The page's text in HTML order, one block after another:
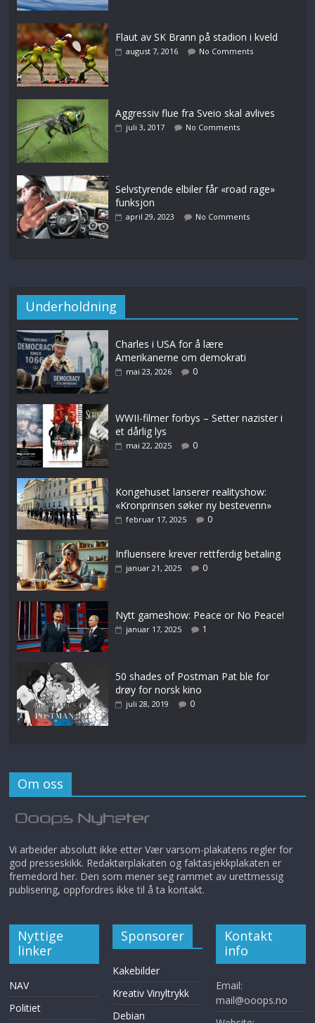
Flaut av SK Brann på stadion i kveld
august 7, 2016 No Comments
Aggressiv flue fra Sveio skal avlives
juli 3, 2017 No Comments
Selvstyrende elbiler får «road rage»
funksjon
april 29, 2023 No Comments
Underholdning
Charles i USA for å lære
Amerikanerne om demokrati
mai 23, 2026 0
WWII-filmer forbys – Setter nazister i
et dårlig lys
mai 22, 2025 0
Kongehuset lanserer realityshow:
«Kronprinsen søker ny bestevenn»
februar 17, 2025 0
Influensere krever rettferdig betaling
januar 21, 2025 0
Nytt gameshow: Peace or No Peace!
januar 17, 2025 1
50 shades of Postman Pat ble for
drøy for norsk kino
juli 28, 2019 0
Om oss
Vi arbeider absolutt ikke etter Vær varsom-plakatens regler for
god presseskikk. Redaktørplakaten og faktasjekkplakaten er
fremedord her. Den som mener seg rammet av urettmessig
publisering, oppfordres ikke til å ta kontakt.
Nyttige
linker
NAV
Politiet
Sponsorer
Kakebilder
Kreativ Vinyltrykk
Debian
Kontakt
info
Email:
mail@ooops.no